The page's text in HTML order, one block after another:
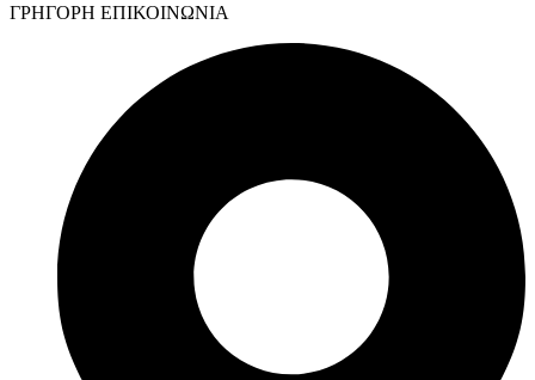
ΓΡΗΓΟΡΗ ΕΠΙΚΟΙΝΩΝΙΑ